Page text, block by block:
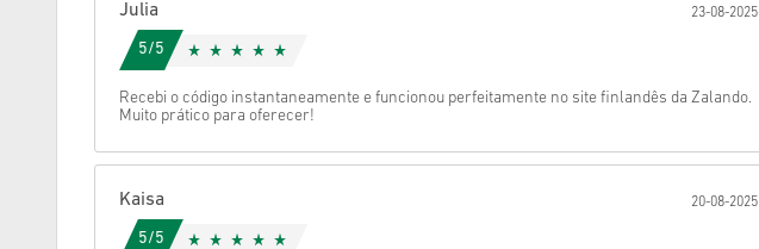
Cancelar
Julia 23-08-2025
5/5
Recebi o código instantaneamente e funcionou perfeitamente no site finlandês da Zalando.
Muito prático para oferecer!
Kaisa 20-08-2025
5/5